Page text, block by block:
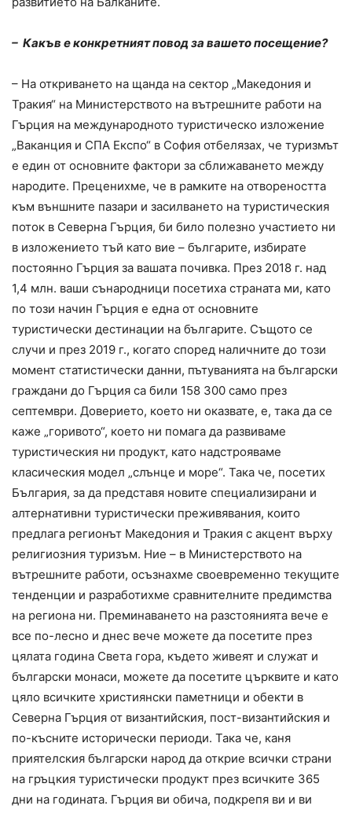
– Какъв е конкретният повод за вашето посещение?
– На откриването на щанда на сектор „Македония и
Тракия“ на Министерството на вътрешните работи на
Гърция на международното туристическо изложение
„Ваканция и СПА Експо“ в София отбелязах, че туризмът
е един от основните фактори за сближаването между
народите. Преценихме, че в рамките на отвореността
към външните пазари и засилването на туристическия
поток в Северна Гърция, би било полезно участието ни
в изложението тъй като вие – българите, избирате
постоянно Гърция за вашата почивка. През 2018 г. над
1,4 млн. ваши сънародници посетиха страната ми, като
по този начин Гърция е една от основните
туристически дестинации на българите. Същото се
случи и през 2019 г., когато според наличните до този
момент статистически данни, пътуванията на български
граждани до Гърция са били 158 300 само през
септември. Доверието, което ни оказвате, е, така да се
каже „горивото“, което ни помага да развиваме
туристическия ни продукт, като надстрояваме
класическия модел „слънце и море“. Така че, посетих
България, за да представя новите специализирани и
алтернативни туристически преживявания, които
предлага регионът Македония и Тракия с акцент върху
религиозния туризъм. Ние – в Министерството на
вътрешните работи, осъзнахме своевременно текущите
тенденции и разработихме сравнителните предимства
на региона ни. Преминаването на разстоянията вече е
все по-лесно и днес вече можете да посетите през
цялата година Света гора, където живеят и служат и
български монаси, можете да посетите църквите и като
цяло всичките християнски паметници и обекти в
Северна Гърция от византийския, пост-византийския и
по-късните исторически периоди. Така че, каня
приятелския български народ да открие всички страни
на гръцкия туристически продукт през всичките 365
дни на годината. Гърция ви обича, подкрепя ви и ви